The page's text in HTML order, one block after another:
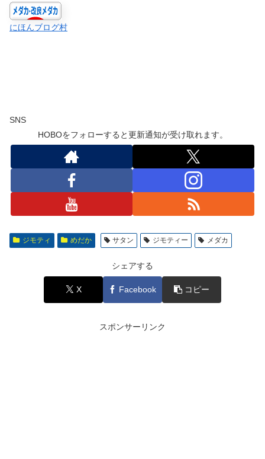
にほんブログ村
SNS
HOBOをフォローすると更新通知が受け取れます。
ジモティ めだか サタン ジモティー メダカ
シェアする
X Facebook コピー
スポンサーリンク